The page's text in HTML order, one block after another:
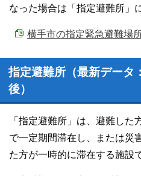
なった場合は「指定避難所」
横手市の指定緊急避難場
指定避難所（最新データ
後）
「指定避難所」は、避難した
で一定期間滞在し、または災
た方が一時的に滞在する施設